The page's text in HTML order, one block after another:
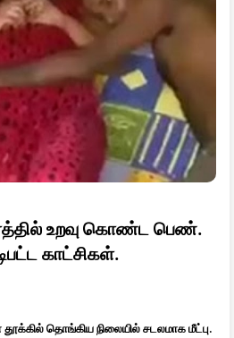
உறவு கொண்ட பெண்.
காட்சிகள்.
தொங்கிய நிலையில் சடலமாக மீட்பு.